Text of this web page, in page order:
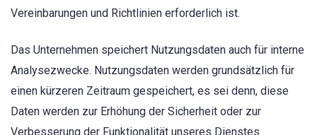
Vereinbarungen und Richtlinien erforderlich ist.
Das Unternehmen speichert Nutzungsdaten auch für interne
Analysezwecke. Nutzungsdaten werden grundsätzlich für
einen kürzeren Zeitraum gespeichert, es sei denn, diese
Daten werden zur Erhöhung der Sicherheit oder zur
Verbesserung der Funktionalität unseres Dienstes